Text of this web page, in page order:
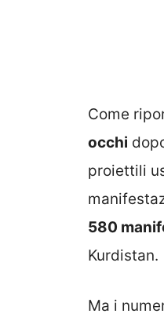
Come
occhi
proiettili
580
Kurdistan.
Ma i